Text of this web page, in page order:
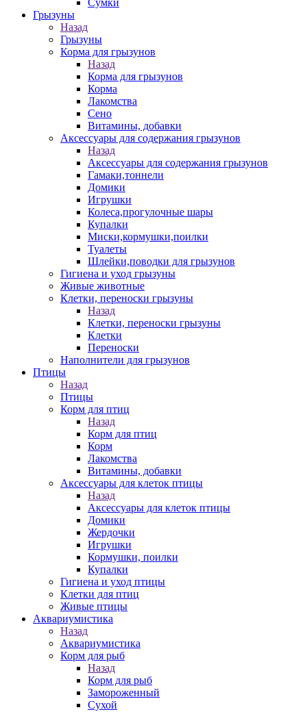
Сумки
Грызуны
Назад
Грызуны
Корма для грызунов
Назад
Корма для грызунов
Корма
Лакомства
Сено
Витамины, добавки
Аксессуары для содержания грызунов
Назад
Аксессуары для содержания грызунов
Гамаки,тоннели
Домики
Игрушки
Колеса,прогулочные шары
Купалки
Миски,кормушки,поилки
Туалеты
Шлейки,поводки для грызунов
Гигиена и уход грызуны
Живые животные
Клетки, переноски грызуны
Назад
Клетки, переноски грызуны
Клетки
Переноски
Наполнители для грызунов
Птицы
Назад
Птицы
Корм для птиц
Назад
Корм для птиц
Корм
Лакомства
Витамины, добавки
Аксессуары для клеток птицы
Назад
Аксессуары для клеток птицы
Домики
Жердочки
Игрушки
Кормушки, поилки
Купалки
Гигиена и уход птицы
Клетки для птиц
Живые птицы
Аквариумистика
Назад
Аквариумистика
Корм для рыб
Назад
Корм для рыб
Замороженный
Сухой